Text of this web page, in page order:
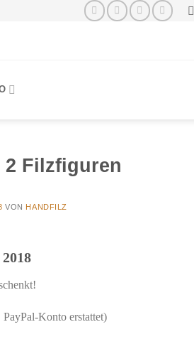
Filzfiguren
VON HANDFILZ
Konto erstattet)